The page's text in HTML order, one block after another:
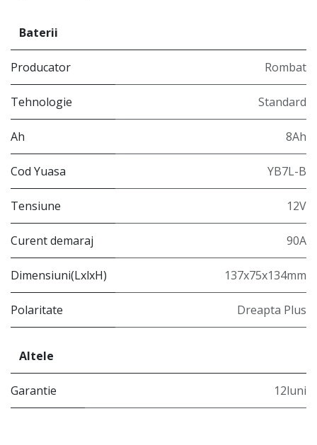
Baterii
Producator Rombat
Tehnologie Standard
Ah 8Ah
Cod Yuasa YB7L-B
Tensiune 12V
Curent demaraj 90A
Dimensiuni(LxlxH) 137x75x134mm
Polaritate Dreapta Plus
Altele
Garantie 12luni